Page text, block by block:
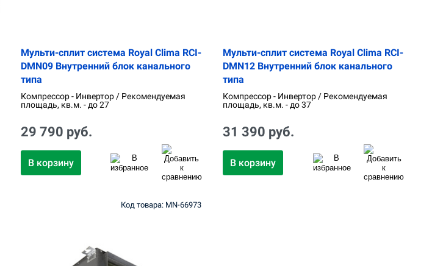
Мульти-сплит система Royal Clima RCI-
DMN09 Внутренний блок канального
типа
Компрессор - Инвертор / Рекомендуемая
площадь, кв.м. - до 27
29 790 руб.
В корзину
Мульти-сплит система Royal Clima RCI-
DMN12 Внутренний блок канального
типа
Компрессор - Инвертор / Рекомендуемая
площадь, кв.м. - до 37
31 390 руб.
В корзину
Код товара: MN-66973